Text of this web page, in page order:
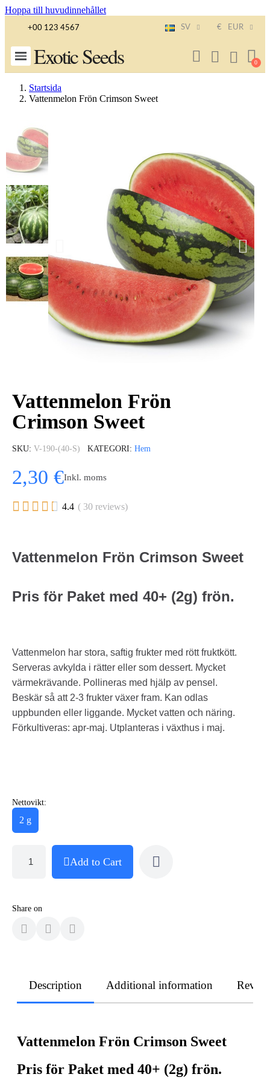
Hoppa till huvudinnehållet
+00 123 4567 SV € EUR
Exotic Seeds
Startsida
Vattenmelon Frön Crimson Sweet
Vattenmelon Frön
Crimson Sweet
SKU V-190-(40-S) KATEGORI Hem
2,30 €Inkl. moms
     4.4 ( 30 reviews)
Vattenmelon Frön Crimson Sweet
Pris för Paket med 40+ (2g) frön.
Vattenmelon har stora, saftig frukter med rött fruktkött.
Serveras avkylda i rätter eller som dessert. Mycket
värmekrävande. Pollineras med hjälp av pensel.
Beskär så att 2-3 frukter växer fram. Kan odlas
uppbunden eller liggande. Mycket vatten och näring.
Förkultiveras: apr-maj. Utplanteras i växthus i maj.
Nettovikt:
2 g
Add to Cart
Share on
Description Additional information
Vattenmelon Frön Crimson Sweet
Pris för Paket med 40+ (2g) frön.